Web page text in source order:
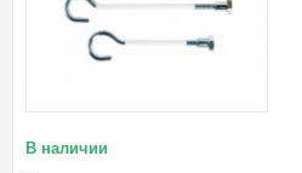
В наличии